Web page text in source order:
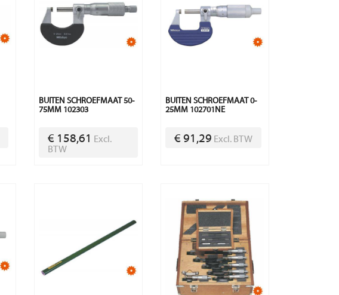
BUITEN SCHROEFMAAT 50-
75MM 102303
€ 158,61
Excl.
BTW
BUITEN SCHROEFMAAT 0-
25MM 102701NE
€ 91,29 Excl. BTW